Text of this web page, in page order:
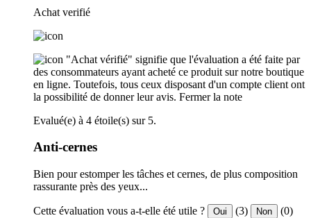
Achat verifié
"Achat vérifié" signifie que l'évaluation a été faite par
des consommateurs ayant acheté ce produit sur notre boutique
en ligne. Toutefois, tous ceux disposant d'un compte client ont
la possibilité de donner leur avis. Fermer la note
Evalué(e) à 4 étoile(s) sur 5.
Anti-cernes
Bien pour estomper les tâches et cernes, de plus composition
rassurante près des yeux...
Cette évaluation vous a-t-elle été utile ? Oui (3) Non (0)